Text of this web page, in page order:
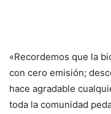
«Recordemos que la
con cero emisión;
hace agradable
toda la comunidad